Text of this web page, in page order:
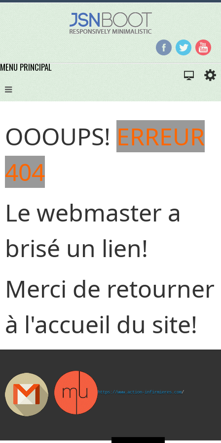
MENU PRINCIPAL
OOOUPS! ERREUR
404
Le webmaster a
brisé un lien!
Merci de retourner
à l'accueil du site!
https://www.action-infirmieres.com/